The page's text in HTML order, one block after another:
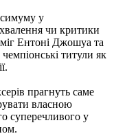
у
чи критики
Ентоні Джошуа та
титули як
прагнуть саме
власною
суперечливого у